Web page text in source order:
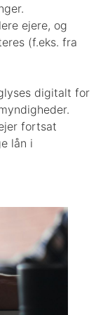
ejere, og
(f.eks. fra
digitalt for
fortsat
lån i